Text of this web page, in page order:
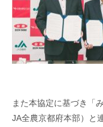
また本協定に基づき「
JA全農京都府本部）と